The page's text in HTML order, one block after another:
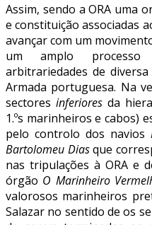
Assim, sendo a ORA uma
e constituição associadas
avançar com um
um amplo processo
arbitrariedades de
Armada portuguesa. Na
sectores inferiores da
1.ºs marinheiros e cabos)
pelo controlo dos navios
Bartolomeu Diasque
nas tripulações à ORA e
órgão O Marinheiro
valorosos marinheiros
Salazar no sentido de os